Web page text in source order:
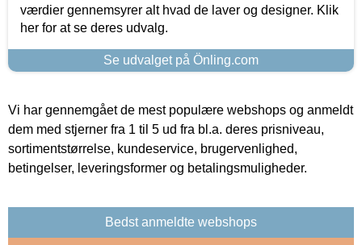
værdier gennemsyrer alt hvad de laver og designer. Klik
her for at se deres udvalg.
Se udvalget på Önling.com
Vi har gennemgået de mest populære webshops og anmeldt
dem med stjerner fra 1 til 5 ud fra bl.a. deres prisniveau,
sortimentstørrelse, kundeservice, brugervenlighed,
betingelser, leveringsformer og betalingsmuligheder.
Bedst anmeldte webshops